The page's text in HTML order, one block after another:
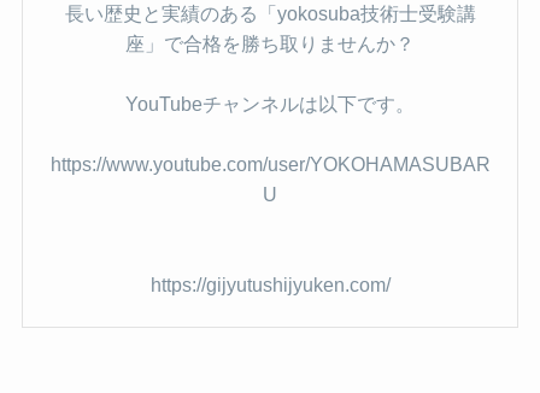
長い歴史と実績のある「yokosuba技術士受験講
座」で合格を勝ち取りませんか？
YouTubeチャンネルは以下です。
https://www.youtube.com/user/YOKOHAMASUBAR
U
https://gijyutushijyuken.com/